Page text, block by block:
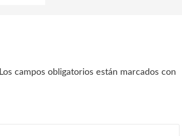
Los campos obligatorios están marcados con